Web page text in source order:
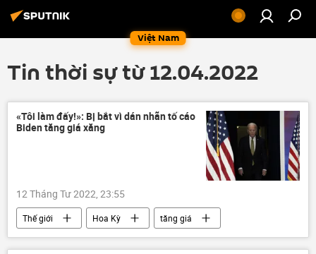
Việt Nam
Tin thời sự từ 12.04.2022
«Tôi làm đấy!»: Bị bắt vì dán nhãn tố cáo
Biden tăng giá xăng
12 Tháng Tư 2022, 23:55
Thế giới Hoa Kỳ
tăng giá
xăng
Joe Biden